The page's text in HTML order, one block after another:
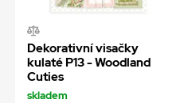
Dekorativní visačky
kulaté P13 - Woodland
Cuties
skladem